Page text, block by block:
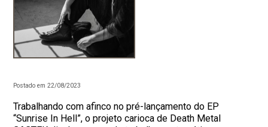
Postado em 22/08/2023
Trabalhando com afinco no pré-lançamento do EP
“Sunrise In Hell”, o projeto carioca de Death Metal